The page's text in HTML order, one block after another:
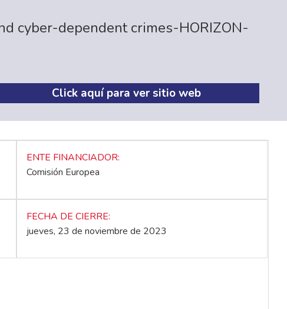
cyber-dependent crimes-HORIZON-
Click aquí para ver sitio web
ENTE FINANCIADOR
Comisión Europea
FECHA DE CIERRE
jueves, 23 de noviembre de 2023